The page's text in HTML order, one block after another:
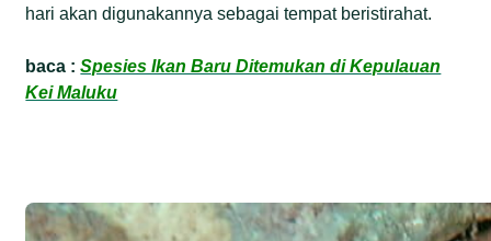
hari akan digunakannya sebagai tempat beristirahat.
baca :Spesies Ikan Baru Ditemukan di Kepulauan
Kei Maluku